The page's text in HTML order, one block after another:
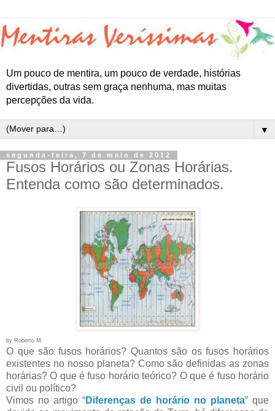
Um pouco de mentira, um pouco de verdade, histórias
divertidas, outras sem graça nenhuma, mas muitas
percepções da vida.
▼
segunda-feira, 7 de maio de 2012
Fusos Horários ou Zonas Horárias.
Entenda como são determinados.
by Roberto M.
O que são fusos horários? Quantos são os fusos horários
existentes no nosso planeta? Como são definidas as zonas
horárias? O que é fuso horário teórico? O que é fuso horário
civil ou político?
Vimos no artigo “Diferenças de horário no planeta” que